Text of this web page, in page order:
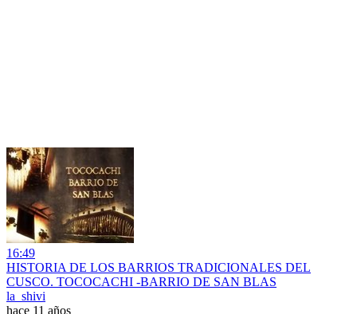
16:49
HISTORIA DE LOS BARRIOS TRADICIONALES DEL
CUSCO. TOCOCACHI -BARRIO DE SAN BLAS
la_shivi
hace 11 años